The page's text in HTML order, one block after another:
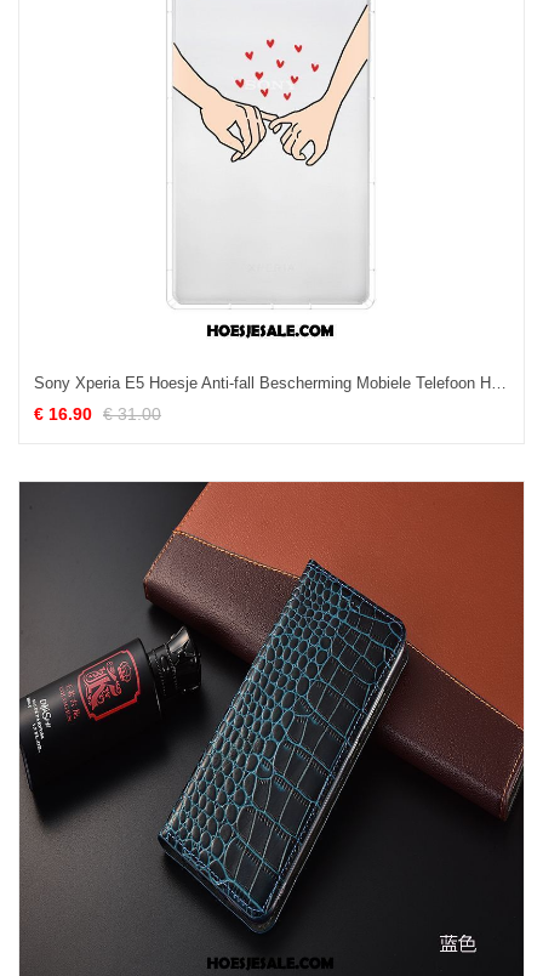
Sony Xperia E5 Hoesje Anti-fall Bescherming Mobiele Telefoon Hoes Gasbag Aanbiedingen
€ 16.90 € 31.00